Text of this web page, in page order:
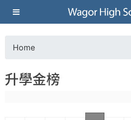
Jump to
葳
格
高
o
Home
升學金榜